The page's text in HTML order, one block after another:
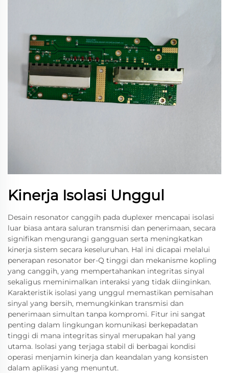
Kinerja Isolasi Unggul
Desain resonator canggih pada duplexer mencapai isolasi
luar biasa antara saluran transmisi dan penerimaan, secara
signifikan mengurangi gangguan serta meningkatkan
kinerja sistem secara keseluruhan. Hal ini dicapai melalui
penerapan resonator ber-Q tinggi dan mekanisme kopling
yang canggih, yang mempertahankan integritas sinyal
sekaligus meminimalkan interaksi yang tidak diinginkan.
Karakteristik isolasi yang unggul memastikan pemisahan
sinyal yang bersih, memungkinkan transmisi dan
penerimaan simultan tanpa kompromi. Fitur ini sangat
penting dalam lingkungan komunikasi berkepadatan
tinggi di mana integritas sinyal merupakan hal yang
utama. Isolasi yang terjaga stabil di berbagai kondisi
operasi menjamin kinerja dan keandalan yang konsisten
dalam aplikasi yang menuntut.